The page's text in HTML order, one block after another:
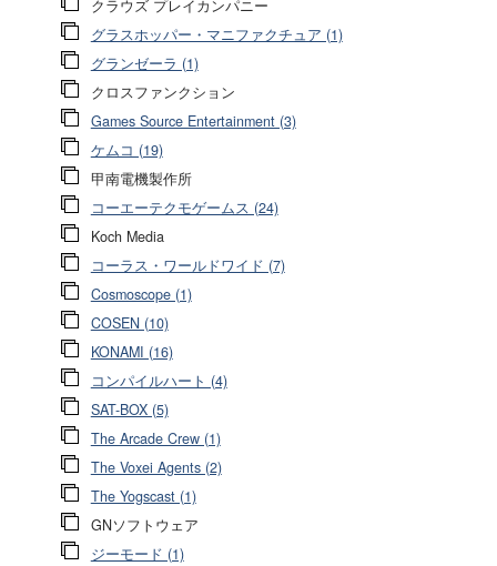
クラウズ プレイカンパニー
グラスホッパー・マニファクチュア (1)
グランゼーラ (1)
クロスファンクション
Games Source Entertainment (3)
ケムコ (19)
甲南電機製作所
コーエーテクモゲームス (24)
Koch Media
コーラス・ワールドワイド (7)
Cosmoscope (1)
COSEN (10)
KONAMI (16)
コンパイルハート (4)
SAT-BOX (5)
The Arcade Crew (1)
The Voxei Agents (2)
The Yogscast (1)
GNソフトウェア
ジーモード (1)